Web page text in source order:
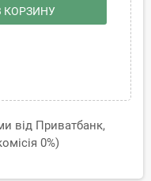
КОРЗИНУ
від Приватбанк,
0%)